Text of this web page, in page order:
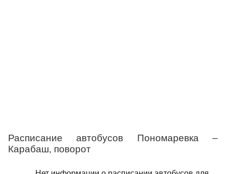
Расписание автобусов Пономаревка –
Карабаш, поворот